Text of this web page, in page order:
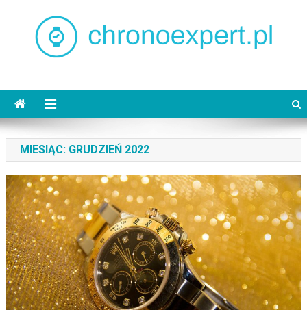
MIESIĄC: GRUDZIEŃ 2022